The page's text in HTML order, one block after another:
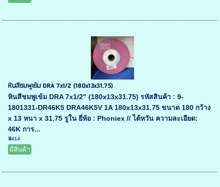
หินสีชมพูเข้ม DRA 7x1/2 (180x13x31.75)
หินสีชมพูเข้ม DRA 7x1/2" (180x13x31.75) รหัสสินค้า : 9-
1801331-DR46K5 DRA46K5V 1A 180x13x31.75 ขนาด 180 กว้าง
x 13 หนา x 31.75 รูใน ยี่ห้อ : Phoniex // ไต้หวัน ความละเอียด:
46K การ...
฿414
มีสินค้า